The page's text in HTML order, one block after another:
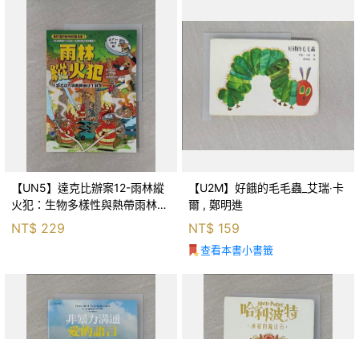
【UN5】達克比辦案12-雨林縱
火犯：生物多樣性與熱帶雨林生
態系_柯智元
NT$ 229
【U2M】好餓的毛毛蟲_艾瑞‧卡
爾 , 鄭明進
NT$ 159
查看本書小書籤